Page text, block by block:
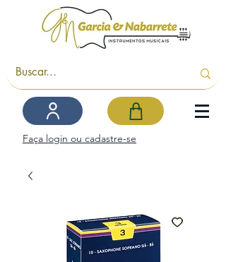
Faça login ou cadastre-se